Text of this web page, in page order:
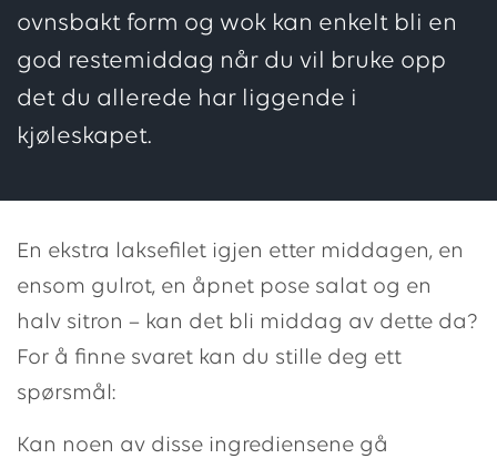
ovnsbakt form og wok kan enkelt bli en
god restemiddag når du vil bruke opp
det du allerede har liggende i
kjøleskapet.
En ekstra laksefilet igjen etter middagen, en
ensom gulrot, en åpnet pose salat og en
halv sitron – kan det bli middag av dette da?
For å finne svaret kan du stille deg ett
spørsmål:
Kan noen av disse ingrediensene gå